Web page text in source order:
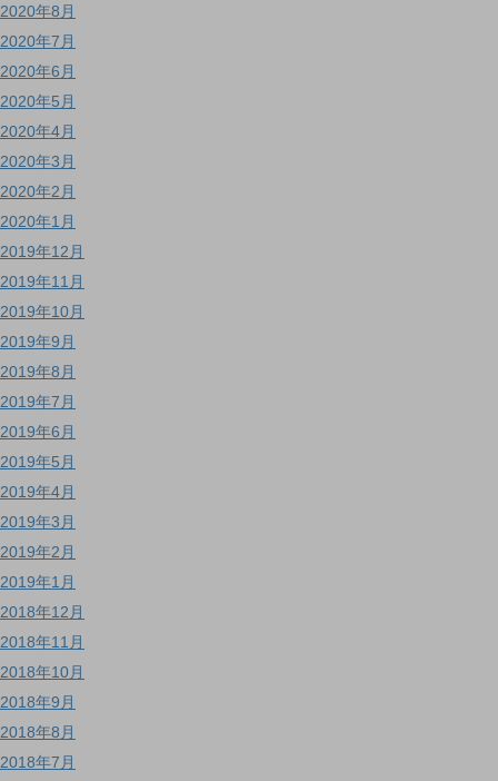
2020年8月
2020年7月
2020年6月
2020年5月
2020年4月
2020年3月
2020年2月
2020年1月
2019年12月
2019年11月
2019年10月
2019年9月
2019年8月
2019年7月
2019年6月
2019年5月
2019年4月
2019年3月
2019年2月
2019年1月
2018年12月
2018年11月
2018年10月
2018年9月
2018年8月
2018年7月